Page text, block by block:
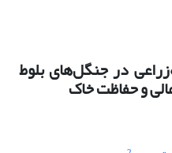
در جنگل‌های بلوط
و حفاظت خاک